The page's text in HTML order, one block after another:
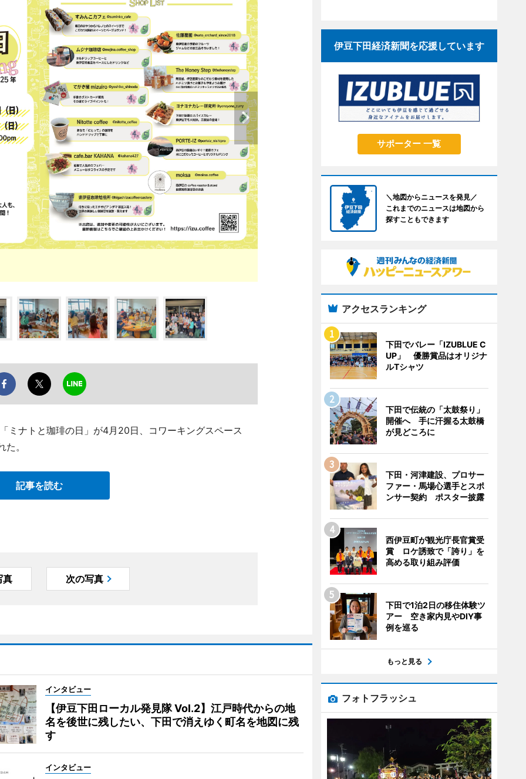
ミナトと珈琲の日」が4月20日、コワーキングスペース
。
記事を読む
真 次の写真
インタビュー
【伊豆下田ローカル発見隊 Vol.2】江戸時代からの地
名を後世に残したい、下田で消えゆく町名を地図に残
す
インタビュー
伊豆下田経済新聞を応援しています
サポーター 一覧
＼地図からニュースを発見／
これまでのニュースは地図から
探すこともできます
アクセスランキング
下田でバレー「IZUBLUE C
UP」 優勝賞品はオリジナ
ルTシャツ
下田で伝統の「太鼓祭り」
開催へ 手に汗握る太鼓橋
が見どころに
下田・河津建設、プロサー
ファー・馬場心選手とスポ
ンサー契約 ポスター披露
西伊豆町が観光庁長官賞受
賞 ロケ誘致で「誇り」を
高める取り組み評価
下田で1泊2日の移住体験ツ
アー 空き家内見やDIY事
例を巡る
もっと見る
フォトフラッシュ